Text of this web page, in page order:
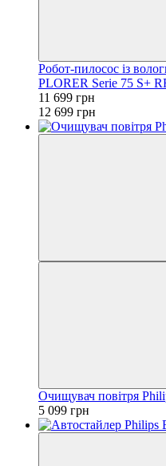
Робот-пилосос із
PLORER Serie 75 S+
11 699 грн
12 699 грн
Очищувач повітря
5 099 грн